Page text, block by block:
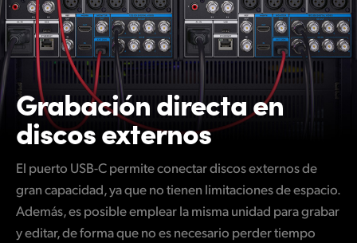
Grabación directaen
discos externos
El puerto USB-C permite conectar discos externos de
gran capacidad, ya que no tienen limitaciones de espacio.
Además, es posible emplear la misma unidad para grabar
y editar, de forma que no es necesario perder tiempo